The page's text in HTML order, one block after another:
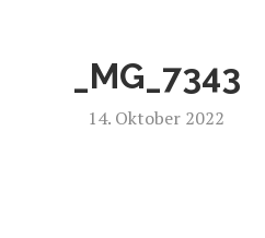
_MG_7343
14. Oktober 2022